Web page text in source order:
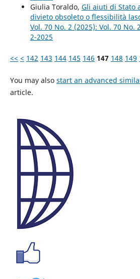
Giulia Toraldo, Gli aiuti di Stato
divieto obsoleto o flessibilità
Vol. 70 No. 2 (2025): Vol. 70 No.
2-2025
<< < 142 143 144 145 146 147 148 149
You may also start an advanced
article.